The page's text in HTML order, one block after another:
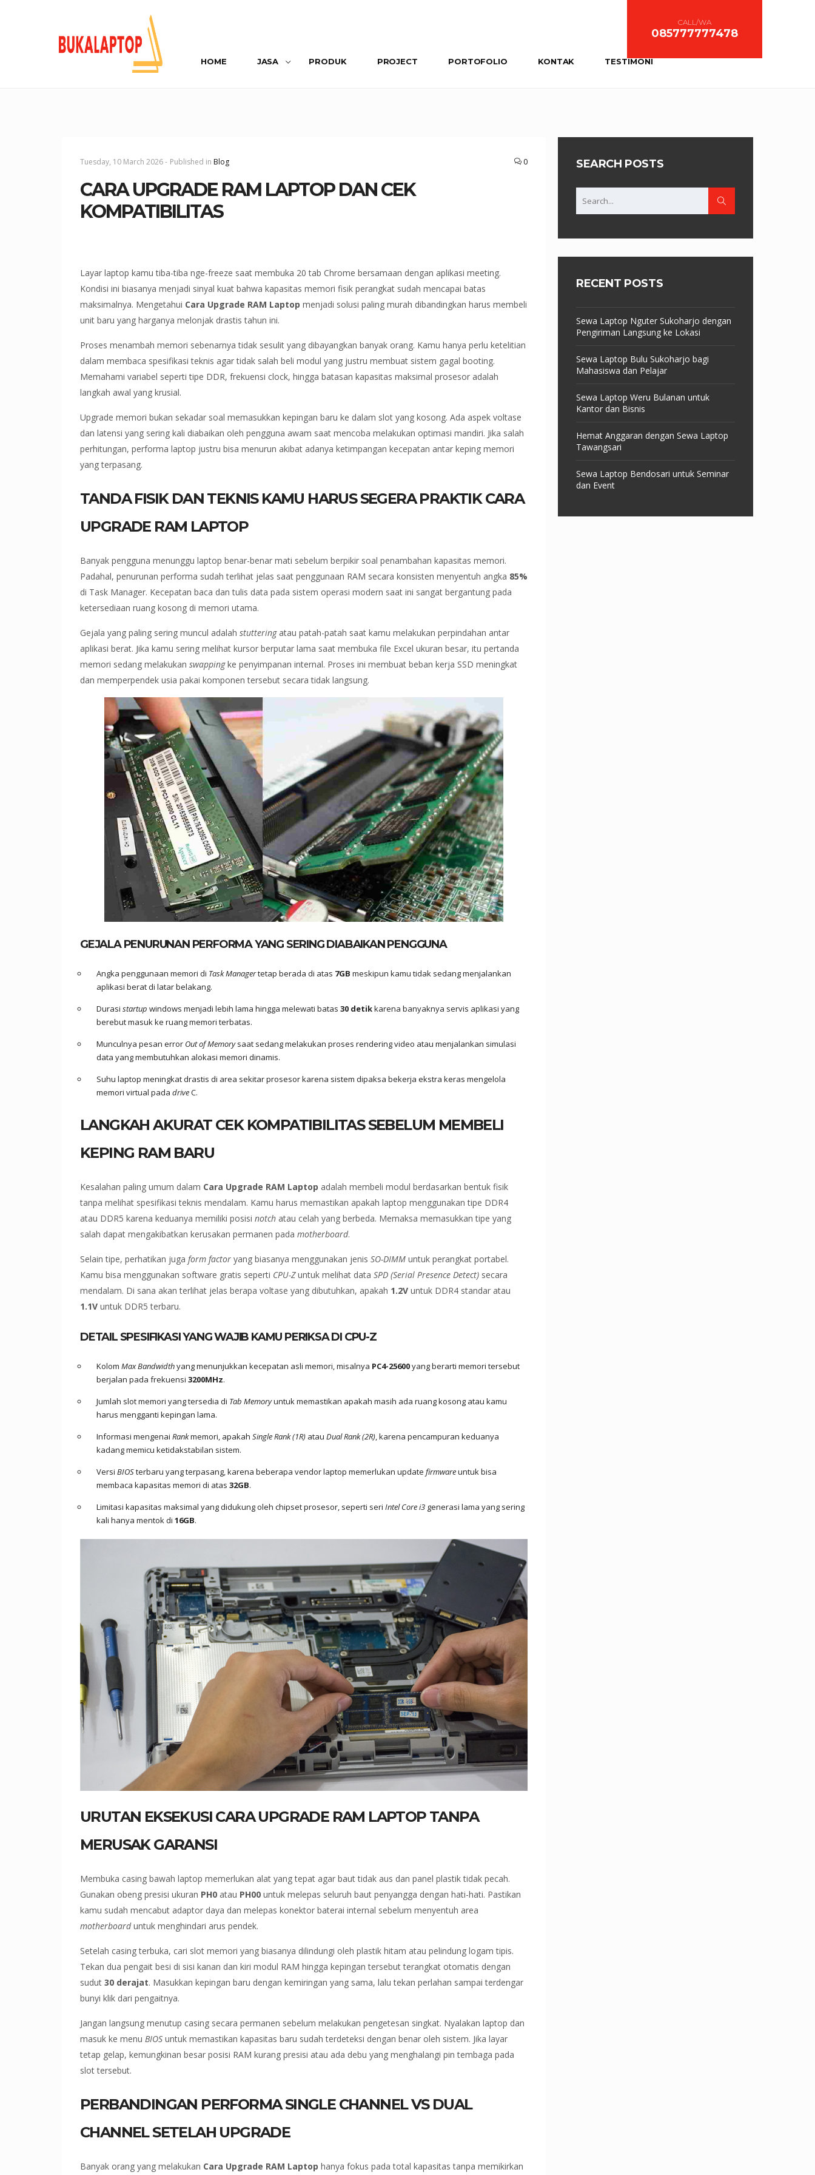
HOME JASA PRODUK PROJECT PORTOFOLIO KONTAK TESTIMONI
CALL/WA
085777777478
Tuesday, 10 March 2026 - Published in Blog 0
CARA UPGRADE RAM LAPTOP DAN CEK
KOMPATIBILITAS
Layar laptop kamu tiba-tiba nge-freeze saat membuka 20 tab Chrome bersamaan dengan aplikasi meeting.
Kondisi ini biasanya menjadi sinyal kuat bahwa kapasitas memori fisik perangkat sudah mencapai batas
maksimalnya. Mengetahui Cara Upgrade RAM Laptop menjadi solusi paling murah dibandingkan harus membeli
unit baru yang harganya melonjak drastis tahun ini.
Proses menambah memori sebenarnya tidak sesulit yang dibayangkan banyak orang. Kamu hanya perlu ketelitian
dalam membaca spesifikasi teknis agar tidak salah beli modul yang justru membuat sistem gagal booting.
Memahami variabel seperti tipe DDR, frekuensi clock, hingga batasan kapasitas maksimal prosesor adalah
langkah awal yang krusial.
Upgrade memori bukan sekadar soal memasukkan kepingan baru ke dalam slot yang kosong. Ada aspek voltase
dan latensi yang sering kali diabaikan oleh pengguna awam saat mencoba melakukan optimasi mandiri. Jika salah
perhitungan, performa laptop justru bisa menurun akibat adanya ketimpangan kecepatan antar keping memori
yang terpasang.
TANDA FISIK DAN TEKNIS KAMU HARUS SEGERA PRAKTIK CARA
UPGRADE RAM LAPTOP
Banyak pengguna menunggu laptop benar-benar mati sebelum berpikir soal penambahan kapasitas memori.
Padahal, penurunan performa sudah terlihat jelas saat penggunaan RAM secara konsisten menyentuh angka 85%
di Task Manager. Kecepatan baca dan tulis data pada sistem operasi modern saat ini sangat bergantung pada
ketersediaan ruang kosong di memori utama.
Gejala yang paling sering muncul adalah stutteringatau patah-patah saat kamu melakukan perpindahan antar
aplikasi berat. Jika kamu sering melihat kursor berputar lama saat membuka file Excel ukuran besar, itu pertanda
memori sedang melakukan swappingke penyimpanan internal. Proses ini membuat beban kerja SSD meningkat
dan memperpendek usia pakai komponen tersebut secara tidak langsung.
GEJALA PENURUNAN PERFORMA YANG SERING DIABAIKAN PENGGUNA
Angka penggunaan memori di Task Managertetap berada di atas 7GB meskipun kamu tidak sedang menjalankan
aplikasi berat di latar belakang.
Durasi startup windows menjadi lebih lama hingga melewati batas 30 detikkarena banyaknya servis aplikasi yang
berebut masuk ke ruang memori terbatas.
Munculnya pesan error Out of Memorysaat sedang melakukan proses rendering video atau menjalankan simulasi
data yang membutuhkan alokasi memori dinamis.
Suhu laptop meningkat drastis di area sekitar prosesor karena sistem dipaksa bekerja ekstra keras mengelola
memori virtual pada driveC.
LANGKAH AKURAT CEK KOMPATIBILITAS SEBELUM MEMBELI
KEPING RAM BARU
Kesalahan paling umum dalam Cara Upgrade RAM Laptop adalah membeli modul berdasarkan bentuk fisik
tanpa melihat spesifikasi teknis mendalam. Kamu harus memastikan apakah laptop menggunakan tipe DDR4
atau DDR5 karena keduanya memiliki posisi notch atau celah yang berbeda. Memaksa memasukkan tipe yang
salah dapat mengakibatkan kerusakan permanen pada motherboard.
Selain tipe, perhatikan juga form factor yang biasanya menggunakan jenis SO-DIMM untuk perangkat portabel.
Kamu bisa menggunakan software gratis seperti CPU-Zuntuk melihat data SPD (Serial Presence Detect) secara
mendalam. Di sana akan terlihat jelas berapa voltase yang dibutuhkan, apakah 1.2V untuk DDR4 standar atau
1.1V untuk DDR5 terbaru.
DETAIL SPESIFIKASI YANG WAJIB KAMU PERIKSA DI CPU-Z
Kolom Max Bandwidthyang menunjukkan kecepatan asli memori, misalnya PC4-25600yang berarti memori tersebut
berjalan pada frekuensi 3200MHz.
Jumlah slot memori yang tersedia di Tab Memoryuntuk memastikan apakah masih ada ruang kosong atau kamu
harus mengganti kepingan lama.
Informasi mengenai Rankmemori, apakah Single Rank (1R) atau Dual Rank (2R), karena pencampuran keduanya
kadang memicu ketidakstabilan sistem.
Versi BIOSterbaru yang terpasang, karena beberapa vendor laptop memerlukan update firmwareuntuk bisa
membaca kapasitas memori di atas 32GB.
Limitasi kapasitas maksimal yang didukung oleh chipset prosesor, seperti seri Intel Core i3 generasi lama yang sering
kali hanya mentok di 16GB.
URUTAN EKSEKUSI CARA UPGRADE RAM LAPTOP TANPA
MERUSAK GARANSI
Membuka casing bawah laptop memerlukan alat yang tepat agar baut tidak aus dan panel plastik tidak pecah.
Gunakan obeng presisi ukuran PH0 atau PH00 untuk melepas seluruh baut penyangga dengan hati-hati. Pastikan
kamu sudah mencabut adaptor daya dan melepas konektor baterai internal sebelum menyentuh area
motherboarduntuk menghindari arus pendek.
Setelah casing terbuka, cari slot memori yang biasanya dilindungi oleh plastik hitam atau pelindung logam tipis.
Tekan dua pengait besi di sisi kanan dan kiri modul RAM hingga kepingan tersebut terangkat otomatis dengan
sudut 30 derajat. Masukkan kepingan baru dengan kemiringan yang sama, lalu tekan perlahan sampai terdengar
bunyi klik dari pengaitnya.
Jangan langsung menutup casing secara permanen sebelum melakukan pengetesan singkat. Nyalakan laptop dan
masuk ke menu BIOS untuk memastikan kapasitas baru sudah terdeteksi dengan benar oleh sistem. Jika layar
tetap gelap, kemungkinan besar posisi RAM kurang presisi atau ada debu yang menghalangi pin tembaga pada
slot tersebut.
PERBANDINGAN PERFORMA SINGLE CHANNEL VS DUAL
CHANNEL SETELAH UPGRADE
Banyak orang yang melakukan Cara Upgrade RAM Laptop hanya fokus pada total kapasitas tanpa memikirkan
SEARCH POSTS
RECENT POSTS
Sewa Laptop Nguter Sukoharjo dengan
Pengiriman Langsung ke Lokasi
Sewa Laptop Bulu Sukoharjo bagi
Mahasiswa dan Pelajar
Sewa Laptop Weru Bulanan untuk
Kantor dan Bisnis
Hemat Anggaran dengan Sewa Laptop
Tawangsari
Sewa Laptop Bendosari untuk Seminar
dan Event